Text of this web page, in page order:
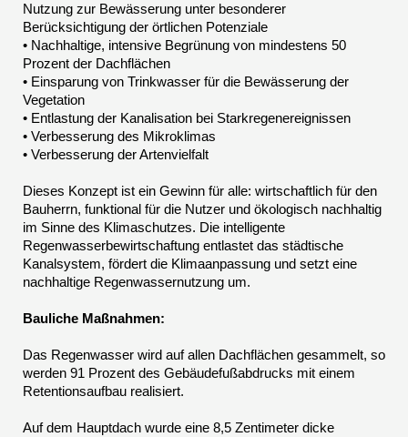
Nutzung zur Bewässerung unter besonderer
Berücksichtigung der örtlichen Potenziale
• Nachhaltige, intensive Begrünung von mindestens 50
Prozent der Dachflächen
• Einsparung von Trinkwasser für die Bewässerung der
Vegetation
• Entlastung der Kanalisation bei Starkregenereignissen
• Verbesserung des Mikroklimas
• Verbesserung der Artenvielfalt
Dieses Konzept ist ein Gewinn für alle: wirtschaftlich für den
Bauherrn, funktional für die Nutzer und ökologisch nachhaltig
im Sinne des Klimaschutzes. Die intelligente
Regenwasserbewirtschaftung entlastet das städtische
Kanalsystem, fördert die Klimaanpassung und setzt eine
nachhaltige Regenwassernutzung um.
Bauliche Maßnahmen:
Das Regenwasser wird auf allen Dachflächen gesammelt, so
werden 91 Prozent des Gebäudefußabdrucks mit einem
Retentionsaufbau realisiert.
Auf dem Hauptdach wurde eine 8,5 Zentimeter dicke